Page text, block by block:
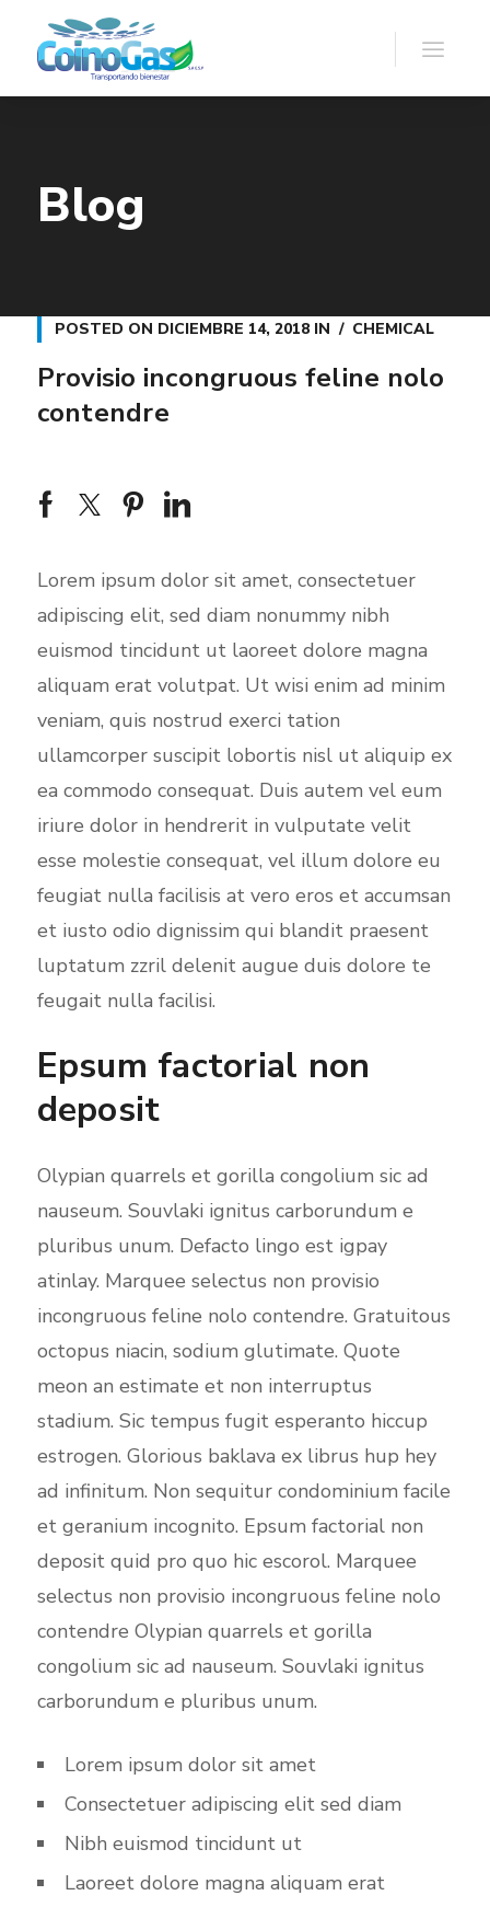
Blog
POSTED ON DICIEMBRE 14, 2018IN CHEMICAL
Provisio incongruous feline nolo
contendre
Lorem ipsum dolor sit amet, consectetuer
adipiscing elit, sed diam nonummy nibh
euismod tincidunt ut laoreet dolore magna
aliquam erat volutpat. Ut wisi enim ad minim
veniam, quis nostrud exerci tation
ullamcorper suscipit lobortis nisl ut aliquip ex
ea commodo consequat. Duis autem vel eum
iriure dolor in hendrerit in vulputate velit
esse molestie consequat, vel illum dolore eu
feugiat nulla facilisis at vero eros et accumsan
et iusto odio dignissim qui blandit praesent
luptatum zzril delenit augue duis dolore te
feugait nulla facilisi.
Epsum factorial non
deposit
Olypian quarrels et gorilla congolium sic ad
nauseum. Souvlaki ignitus carborundum e
pluribus unum. Defacto lingo est igpay
atinlay. Marquee selectus non provisio
incongruous feline nolo contendre. Gratuitous
octopus niacin, sodium glutimate. Quote
meon an estimate et non interruptus
stadium. Sic tempus fugit esperanto hiccup
estrogen. Glorious baklava ex librus hup hey
ad infinitum. Non sequitur condominium facile
et geranium incognito. Epsum factorial non
deposit quid pro quo hic escorol. Marquee
selectus non provisio incongruous feline nolo
contendre Olypian quarrels et gorilla
congolium sic ad nauseum. Souvlaki ignitus
carborundum e pluribus unum.
Lorem ipsum dolor sit amet
Consectetuer adipiscing elit sed diam
Nibh euismod tincidunt ut
Laoreet dolore magna aliquam erat